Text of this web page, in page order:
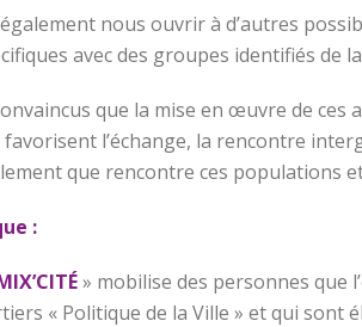
nous ouvrir à d’autres
avec des groupes identifiés de
que la mise en œuvre de ces
l’échange, la rencontre
que rencontre ces populations
:
» mobilise des personnes que
« Politique de la Ville » et qui sont